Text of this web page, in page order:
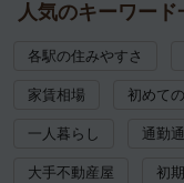
人気のキーワード
各駅の住みやすさ
家賃相場 初めて
一人暮らし 通勤
大手不動産屋 初